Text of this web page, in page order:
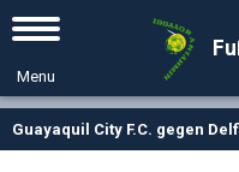
Guayaquil City F.C. gegen